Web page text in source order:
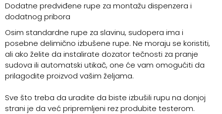
Dodatne predviđene rupe za montažu dispenzera i
dodatnog pribora
Osim standardne rupe za slavinu, sudopera ima i
posebne delimično izbušene rupe. Ne moraju se koristiti,
ali ako želite da instalirate dozator tečnosti za pranje
sudova ili automatski utikač, one će vam omogućiti da
prilagodite proizvod vašim željama.
Sve što treba da uradite da biste izbušili rupu na donjoj
strani je da već pripremljeni rez produbite testerom.